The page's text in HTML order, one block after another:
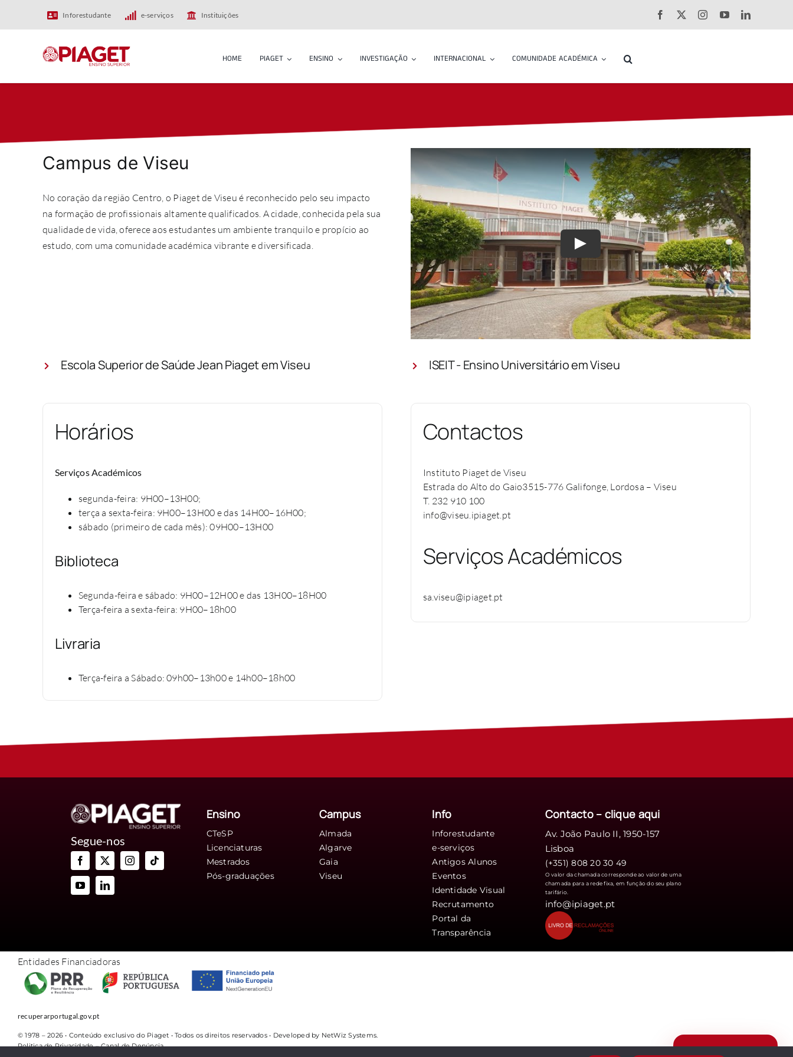
Inforestudante e-serviços Instituições
HOME PIAGET ENSINO INVESTIGAÇÃO INTERNACIONAL COMUNIDADE ACADÉMICA
Campus de Viseu
No coração da região Centro, o Piaget de Viseu é reconhecido pelo seu impacto
na formação de profissionais altamente qualificados. A cidade, conhecida pela sua
qualidade de vida, oferece aos estudantes um ambiente tranquilo e propício ao
estudo, com uma comunidade académica vibrante e diversificada.
Escola Superior de Saúde Jean Piaget em Viseu ISEIT - Ensino Universitário em Viseu
Horários
Serviços Académicos
segunda-feira: 9H00–13H00;
terça a sexta-feira: 9H00–13H00 e das 14H00–16H00;
sábado (primeiro de cada mês): 09H00–13H00
Biblioteca
Segunda-feira e sábado: 9H00–12H00 e das 13H00–18H00
Terça-feira a sexta-feira: 9H00–18h00
Livraria
Terça-feira a Sábado: 09h00–13h00 e 14h00–18h00
Contactos
Instituto Piaget de Viseu
Estrada do Alto do Gaio3515-776 Galifonge, Lordosa – Viseu
T. 232 910 100
info@viseu.ipiaget.pt
Serviços Académicos
sa.viseu@ipiaget.pt
Segue-nos
Ensino
CTeSP
Licenciaturas
Mestrados
Pós-graduações
Campus
Almada
Algarve
Gaia
Viseu
Info
Inforestudante
e-serviços
Antigos Alunos
Eventos
Identidade Visual
Recrutamento
Portal da
Transparência
Contacto – clique aqui
Av. João Paulo II, 1950-157
Lisboa
(+351) 808 20 30 49
O valor da chamada corresponde ao valor de uma
chamada para a rede fixa, em função do seu plano
tarifário.
info@ipiaget.pt
Entidades Financiadoras
recuperarportugal.gov.pt
© 1978 – 2026 • Conteúdo exclusivo do Piaget • Todos os direitos reservados • Developed by NetWiz Systems.
Politica de Privacidade–Canal de Denúncia